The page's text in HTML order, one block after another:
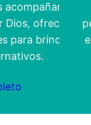
Dios, ofreciendo
para brindar